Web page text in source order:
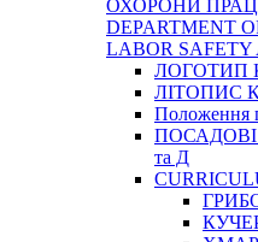
ОХОРОНИ
DEPARTMENT
LABOR
ЛОГОТИП
ЛІТОПИС
Положення
ПОСАДОВІ
та Д